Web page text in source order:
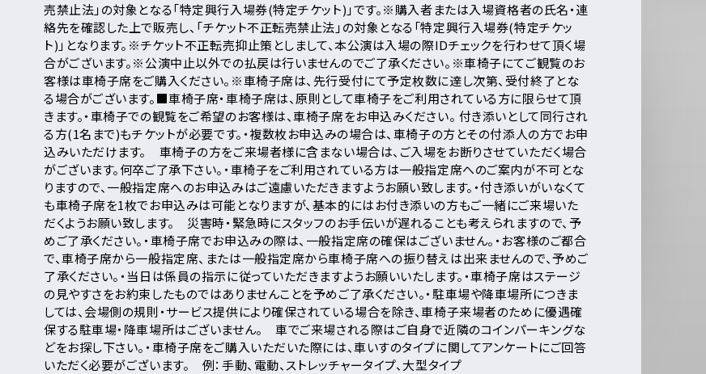
アーティスト・
イベント一覧
新着公演
日
売禁止法」の対象となる「特定興行入場券(特定チケット)」です。※購入者または入場資格者の氏名・連
絡先を確認した上で販売し、「チケット不正転売禁止法」の対象となる「特定興行入場券(特定チケッ
ト)」となります。 ※チケット不正転売抑止策としまして、本公演は入場の際IDチェックを行わせて頂く場
合がございます。※公演中止以外での払戻は行いませんのでご了承ください。 ※車椅子にてご観覧のお
客様は車椅子席をご購入ください。 ※車椅子席は、先行受付にて予定枚数に達し次第、受付終了とな
る場合がございます。■車椅子席・車椅子席は、原則として車椅子をご利用されている方に限らせて頂
きます。・車椅子での観覧をご希望のお客様は、車椅子席をお申込みください。 付き添いとして同行され
る方(1名まで)もチケットが必要です。 ・複数枚お申込みの場合は、車椅子の方とその付添人の方でお申
込みいただけます。
車椅子の方をご来場者様に含まない場合は、ご入場をお断りさせていただく場合
がございます。何卒ご了承下さい。 ・車椅子をご利用されている方は一般指定席へのご案内が不可とな
りますので、一般指定席へのお申込みはご遠慮いただきますようお願い致します。 ・付き添いがいなくて
も車椅子席を1枚でお申込みは可能となりますが、基本的にはお付き添いの方もご一緒にご来場いた
だくようお願い致します。
災害時・緊急時にスタッフのお手伝いが遅れることも考えられますので、予
めご了承ください。 ・車椅子席でお申込みの際は、一般指定席の確保はございません。 ・お客様のご都合
で、車椅子席から一般指定席、または一般指定席から車椅子席への振り替えは出来ませんので、予めご
了承ください。 ・当日は係員の指示に従っていただきますようお願いいたします。 ・車椅子席はステージ
の見やすさをお約束したものではありませんことを予めご了承ください。・駐車場や降車場所につきま
しては、会場側の規則・サービス提供により確保されている場合を除き、車椅子来場者のために優遇確
保する駐車場・降車場所はございません。
車でご来場される際はご自身で近隣のコインパーキングな
どをお探し下さい。 ・車椅子席をご購入いただいた際には、車いすのタイプに関してアンケートにご回答
いただく必要がございます。
例：手動、電動、ストレッチャータイプ、大型タイプ